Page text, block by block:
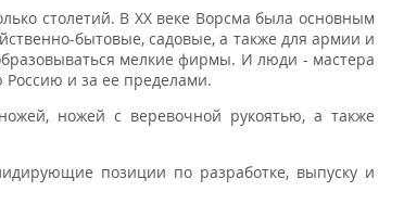
столетий. В ХХ веке Ворсма была основным
бытовые, садовые, а также для армии и
мелкие фирмы. И люди - мастера
и за ее пределами.
ножей с веревочной рукоятью, а также
позиции по разработке, выпуску и